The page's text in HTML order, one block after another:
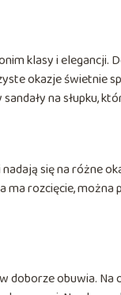
klasy i elegancji.
okazje świetnie
na słupku,
się na różne
ma rozcięcie,
doborze obuwia.